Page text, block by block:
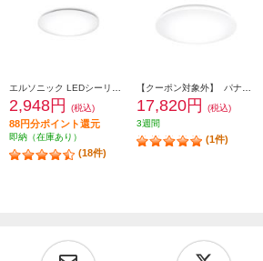
2,948円 (税込)
88円分ポイント還元
即納（在庫あり）
(18件)
17,820円
(税込)
3週間
(1件)